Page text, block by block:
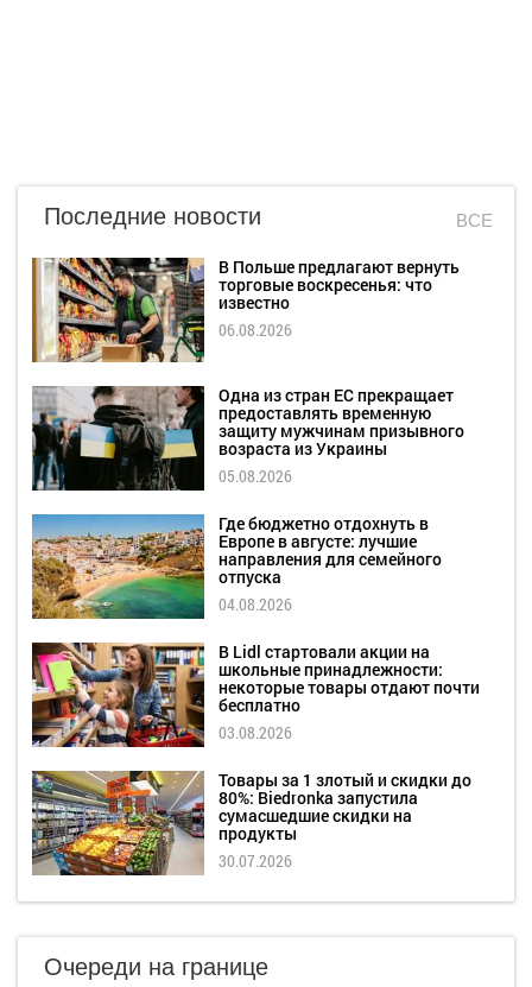
Последние новости ВСЕ
В Польше предлагают вернуть
торговые воскресенья: что
известно
06.08.2026
Одна из стран ЕС прекращает
предоставлять временную
защиту мужчинам призывного
возраста из Украины
05.08.2026
Где бюджетно отдохнуть в
Европе в августе: лучшие
направления для семейного
отпуска
04.08.2026
В Lidl стартовали акции на
школьные принадлежности:
некоторые товары отдают почти
бесплатно
03.08.2026
Товары за 1 злотый и скидки до
80%: Biedronka запустила
сумасшедшие скидки на
продукты
30.07.2026
Очереди на границе